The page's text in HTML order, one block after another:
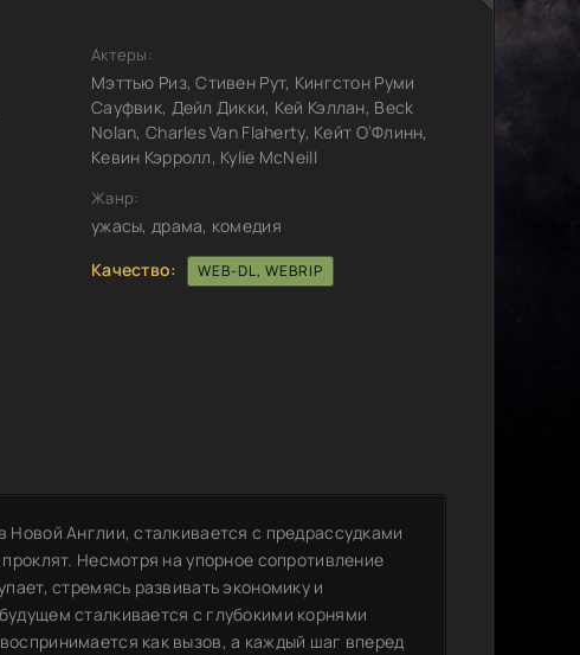
Актеры:
Мэттью Риз, Стивен Рут, Кингстон Руми
Сауфвик, Дейл Дикки, Кей Кэллан, Beck
Nolan, Charles Van Flaherty, Кейт О’Флинн,
Кевин Кэрролл, Kylie McNeill
Жанр:
ужасы, драма, комедия
Качество:
WEB-DL, WEBRIP
Англии, сталкивается с предрассудками
Несмотря на упорное сопротивление
стремясь развивать экономику и
сталкивается с глубокими корнями
как вызов, а каждый шаг вперед